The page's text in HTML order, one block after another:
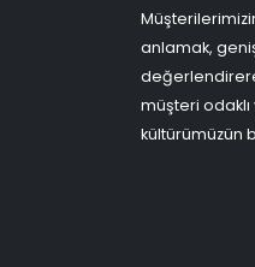
anlamak,
müşteri
kültürümüzün